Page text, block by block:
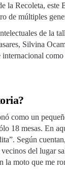
la Recoleta, este
de múltiples
de la
Silvina
internacional
como un
18 mesas. En
Según
del lugar
la moto que me